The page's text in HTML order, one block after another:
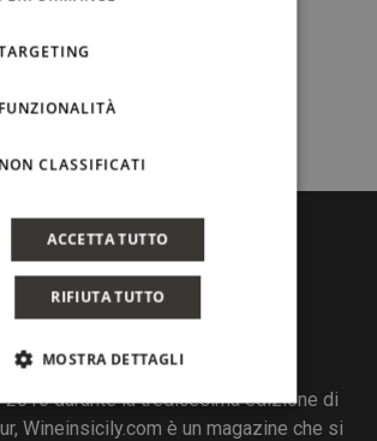
Magazine
2016 durante la tredicesima edizione di
Wineinsicily.com è un magazine che si
FUNZIONALITÀ
NON CLASSIFICATI
ACCETTA TUTTO
RIFIUTA TUTTO
MOSTRA DETTAGLI